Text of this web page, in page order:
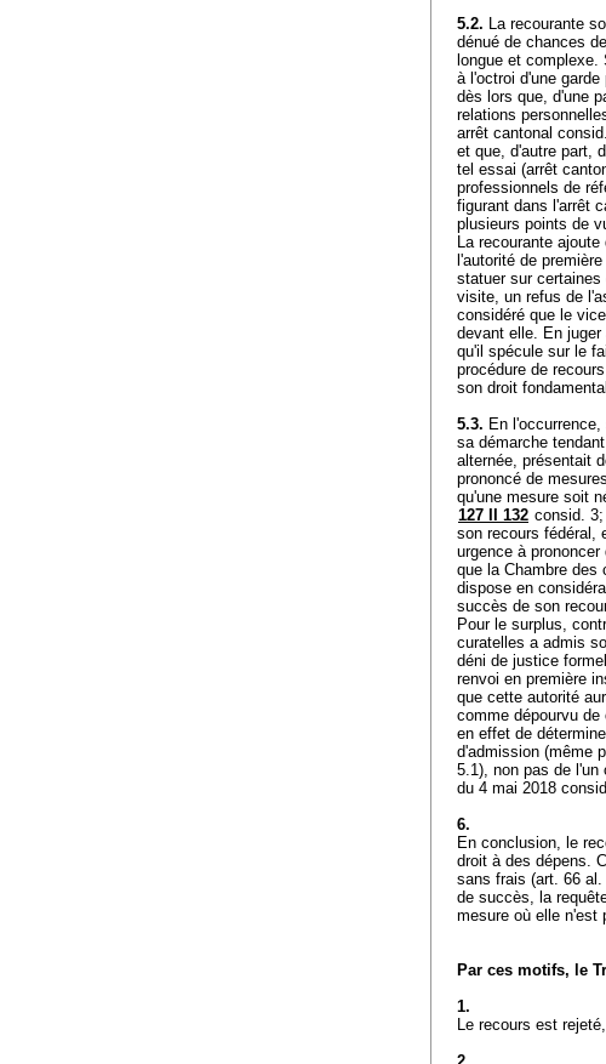
5.2. La recourante
dénué de chances
longue et
à l'octroi d'une
dès lors que, d'une
relations
arrêt cantonal
et que, d'autre part,
tel essai (arrêt
professionnels de
figurant dans l'arrêt
plusieurs points de
La recourante
l'autorité de
statuer sur
visite, un refus de
considéré que le
devant elle. En juger
qu'il spécule sur le
procédure de
son droit
5.3. En
sa démarche
alternée, présentait
prononcé de
qu'une mesure soit
127 II 132 consid.
son recours fédéral,
urgence à
que la Chambre des
dispose en
succès de son
Pour le surplus,
curatelles a admis
déni de justice
renvoi en première
que cette autorité
comme dépourvu
en effet de
d'admission (même
5.1), non pas de l'un
du 4 mai 2018
6.
En conclusion, le
droit à des dépens.
sans frais (art. 66
de succès, la
mesure où elle n'est
Par ces motifs, le
1.
Le recours est